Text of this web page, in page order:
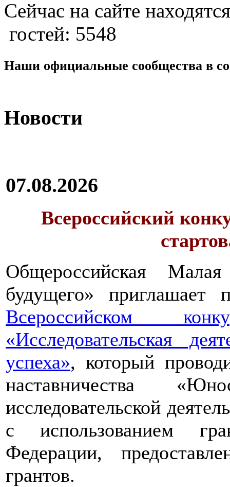
Сейчас на сайте
гостей: 5548
Наши официальные сообщества в
Новости
07.08.2026
Всероссийский
Общероссийская
будущего» приглашает
Всероссийском
«Исследовательская
успеха», который
наставничества
исследовательской
с использованием
Федерации,
грантов.